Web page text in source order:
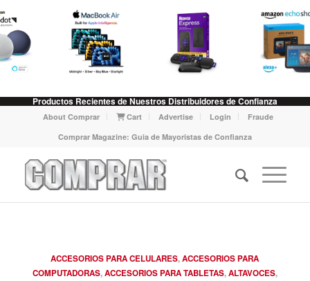
Productos Recientes de Nuestros Distribuidores de Confianza
About Comprar Cart Advertise Login
Fraude
Comprar Magazine: Guia de Mayoristas de Confianza
ACCESORIOS PARA CELULARES,ACCESORIOS PARA
COMPUTADORAS,ACCESORIOS PARA TABLETAS,ALTAVOCES,